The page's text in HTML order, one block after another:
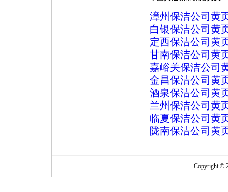
漳州保洁公司黄
白银保洁公司黄
定西保洁公司黄
甘南保洁公司黄
嘉峪关保洁公司
金昌保洁公司黄
酒泉保洁公司黄
兰州保洁公司黄
临夏保洁公司黄
陇南保洁公司黄
Copyright ©